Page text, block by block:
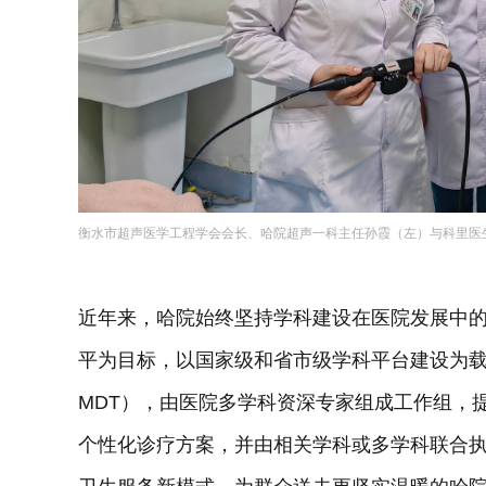
衡水市超声医学工程学会会长、哈院超声一科主任孙霞（左）与科里
近年来，哈院始终坚持学科建设在医院发展中
平为目标，以国家级和省市级学科平台建设为
MDT），由医院多学科资深专家组成工作组，
个性化诊疗方案，并由相关学科或多学科联合